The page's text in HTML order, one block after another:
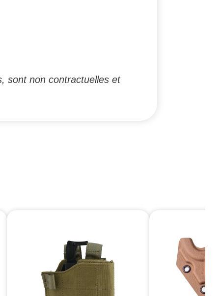
sont non contractuelles et